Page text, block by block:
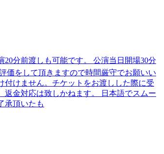
分前渡しも可能です。 公演当日開場30分
価をして頂きますので時間厳守でお願いい
けません。チケットをお渡しした際に受
金対応は致しかねます。 日本語でスムー
承頂いたも